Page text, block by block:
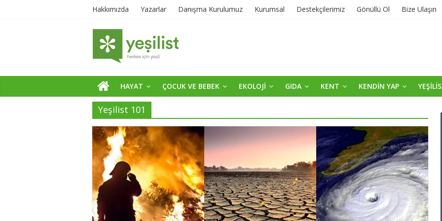
Hakkımızda Yazarlar Danışma Kurulumuz Kurumsal Destekçilerimiz Gönüllü Ol Bize Ulaşın
HAYAT ÇOCUK VE BEBEK EKOLOJİ GIDA KENT KENDİN YAP
Yeşilist 101